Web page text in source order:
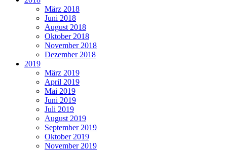
März 2018
Juni 2018
August 2018
Oktober 2018
November 2018
Dezember 2018
2019
März 2019
April 2019
Mai 2019
Juni 2019
Juli 2019
August 2019
September 2019
Oktober 2019
November 2019